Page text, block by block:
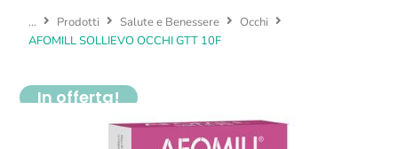
... Prodotti Salute e Benessere
Occhi
AFOMILL SOLLIEVO OCCHI GTT 10F
In offerta!